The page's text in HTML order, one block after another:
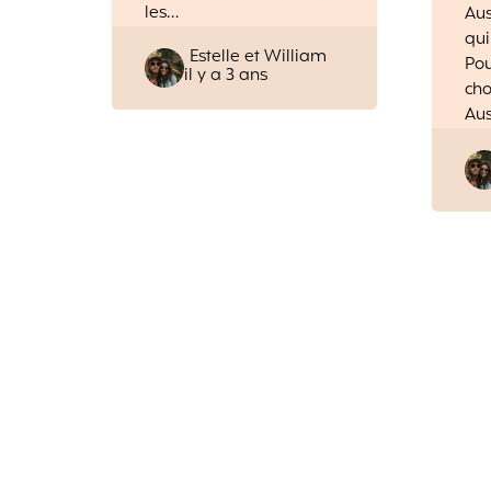
les…
Posted
by
Estelle et William
il y a 3 ans